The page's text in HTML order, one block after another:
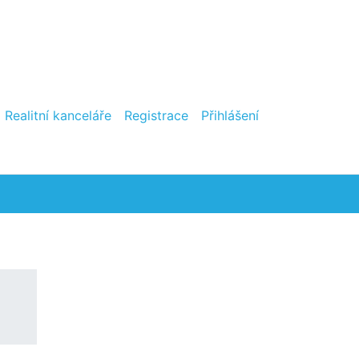
Realitní kanceláře Registrace Přihlášení